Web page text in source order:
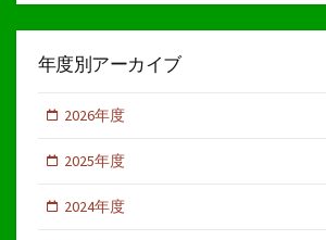
年度別アーカイブ
2026年度
2025年度
2024年度